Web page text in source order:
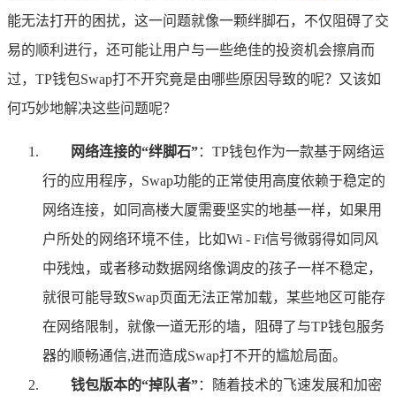
能无法打开的困扰，这一问题就像一颗绊脚石，不仅阻碍了交
易的顺利进行，还可能让用户与一些绝佳的投资机会擦肩而
过，TP钱包Swap打不开究竟是由哪些原因导致的呢？又该如
何巧妙地解决这些问题呢？
网络连接的“绊脚石”：TP钱包作为一款基于网络运
行的应用程序，Swap功能的正常使用高度依赖于稳定的
网络连接，如同高楼大厦需要坚实的地基一样，如果用
户所处的网络环境不佳，比如Wi - Fi信号微弱得如同风
中残烛，或者移动数据网络像调皮的孩子一样不稳定，
就很可能导致Swap页面无法正常加载，某些地区可能存
在网络限制，就像一道无形的墙，阻碍了与TP钱包服务
器的顺畅通信,进而造成Swap打不开的尴尬局面。
钱包版本的“掉队者”：随着技术的飞速发展和加密